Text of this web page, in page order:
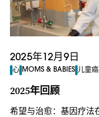
2025年12月9日
心 MOMS & BABIES 儿童
2025年回顾
希望与治愈：基因疗法